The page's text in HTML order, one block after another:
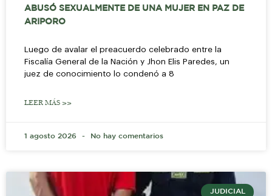
ABUSÓ SEXUALMENTE DE UNA MUJER EN PAZ DE
ARIPORO
Luego de avalar el preacuerdo celebrado entre la
Fiscalía General de la Nación y Jhon Elis Paredes, un
juez de conocimiento lo condenó a 8
LEER MÁS >>
1 agosto 2026 No hay comentarios
JUDICIAL